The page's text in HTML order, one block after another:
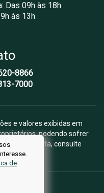
Das 09h às 18h
às 13h
8866
7000
e valores exibidas em
podendo sofrer
da proposta, consulte
de